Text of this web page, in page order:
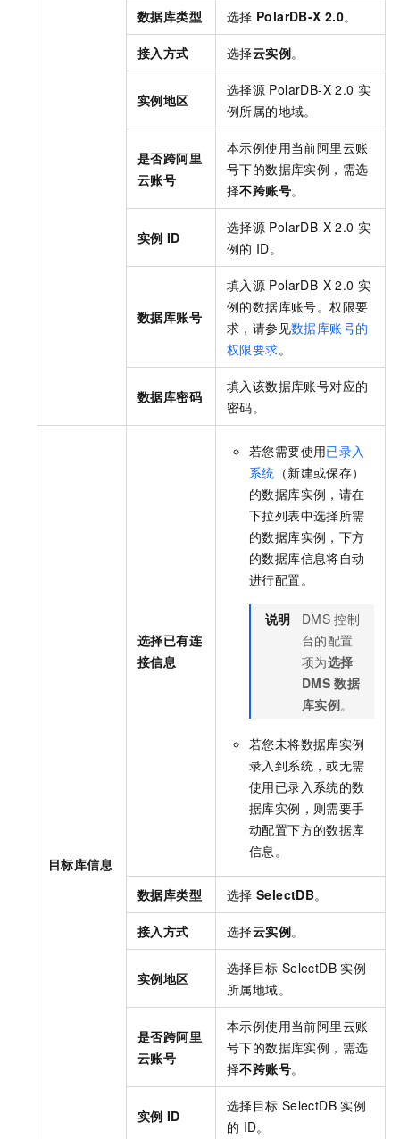
数据库类型 选择 PolarDB-X 2.0。
接入方式 选择云实例。
实例地区
选择源 PolarDB-X 2.0 实
例所属的地域。
是否跨阿里
云账号
本示例使用当前阿里云账
号下的数据库实例，需选
择不跨账号。
实例 ID
选择源 PolarDB-X 2.0 实
例的 ID。
数据库账号
填入源 PolarDB-X 2.0 实
例的数据库账号。权限要
求，请参见数据库账号的
权限要求。
数据库密码
填入该数据库账号对应的
密码。
目标库信息
选择已有连
接信息
若您需要使用已录入
系统 （新建或保存）
的数据库实例，请在
下拉列表中选择所需
的数据库实例，下方
的数据库信息将自动
进行配置。
说明 DMS 控制
台的配置
项为选择
DMS 数据
库实例。
若您未将数据库实例
录入到系统，或无需
使用已录入系统的数
据库实例，则需要手
动配置下方的数据库
信息。
数据库类型 选择 SelectDB。
接入方式 选择云实例。
实例地区
选择目标 SelectDB 实例
所属地域。
是否跨阿里
云账号
本示例使用当前阿里云账
号下的数据库实例，需选
择不跨账号。
实例 ID
选择目标 SelectDB 实例
的 ID。